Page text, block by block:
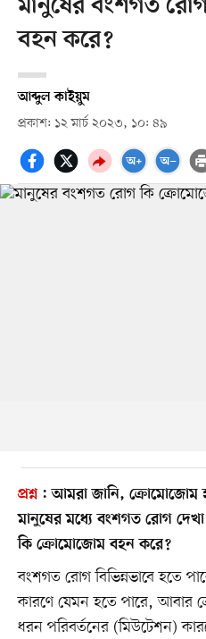
মানুষের বংশগত
বহন করে?
আব্দুল কাইয়ুম
প্রকাশ: ১২ মার্চ ২০২৩, ১০: ৪৯
প্রশ্ন:আমরা জানি, ক্রোমোজোম
মানুষের মধ্যে বংশগত রোগ
কি ক্রোমোজোম বহন করে?
বংশগত রোগ বিভিন্নভাবে হতে
কারণে যেমন হতে পারে, আবার
ধরন পরিবর্তনের (মিউটেশন)